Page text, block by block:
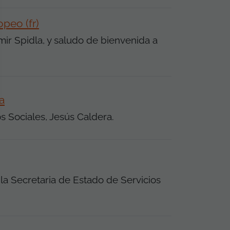
(fr)
Spidla, y saludo de bienvenida a
Sociales, Jesús Caldera.
Secretaria de Estado de Servicios